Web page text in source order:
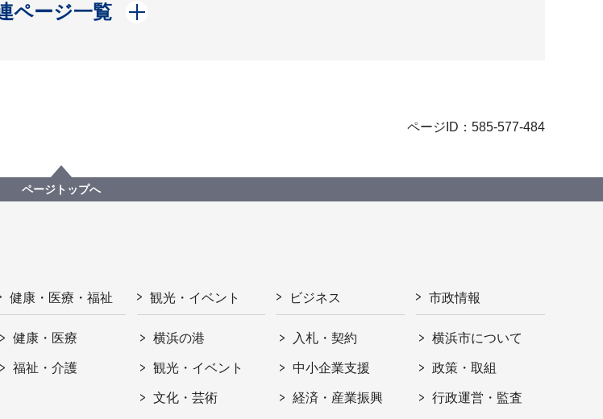
ページ一覧
開く
ページID：585-577-484
ページトップへ
健康・医療・福祉
健康・医療
福祉・介護
観光・イベント
横浜の港
観光・イベント
文化・芸術
ビジネス
入札・契約
中小企業支援
経済・産業振興
市政情報
横浜市について
政策・取組
行政運営・監査